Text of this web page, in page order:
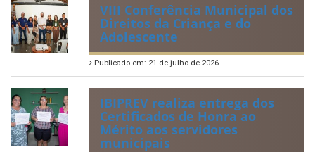
VIII Conferência Municipal dos
Direitos da Criança e do
Adolescente
Publicado em: 21 de julho de 2026
IBIPREV realiza entrega dos
Certificados de Honra ao
Mérito aos servidores
municipais